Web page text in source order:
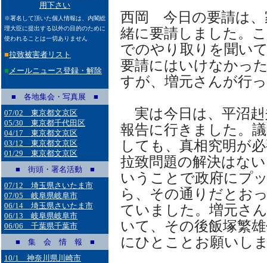
用下さい
※署名して頂いた個人情報は、内閣総
理大臣に提出する以外の目的のために
使われることは一切ありません
■拉致被害者リスト
■ メールニュース登録・解除
■ 各地集会・写真展 ■
07/02 東京都文京区
05/30 東京都千代田区
04/17 東京都文京区
03/12 東京都文京区
01/29 東京都文京区
■ 街頭・署名活動 ■
07/12 埼玉県さいたま市
07/05 岐阜県岐阜市
06/14 埼玉県さいたま市
06/13 岐阜県岐阜市
06/06 千葉県千葉市
■ 集 会 情 報 ■
10/1 神奈川県川崎市
西岡 今日の要請は、
緒に要請しました。
でのやり取りを聞い
要請にはいけなかっ
すが、増元さんが行
実は今日は、平沼
報告に行きました。
しても、真相究明が
拉致問題の解決はな
いうことで政府にプ
ら、その通りだとお
ていました。増元さ
いて、その後飯塚繁
にひとことお願いし